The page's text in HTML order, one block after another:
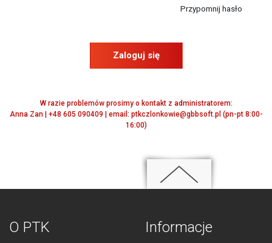
Przypomnij hasło
Zaloguj się
W razie problemów prosimy o kontakt z administratorem:
Anna Zan | +48 605 090409 | email: ptkczlonkowie@gbbsoft.pl (pn-pt 8:00-
16:00)
O PTK Informacje